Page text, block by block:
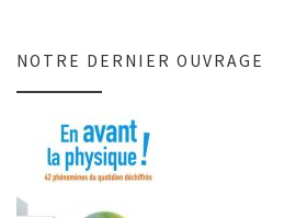
NOTRE DERNIER OUVRAGE